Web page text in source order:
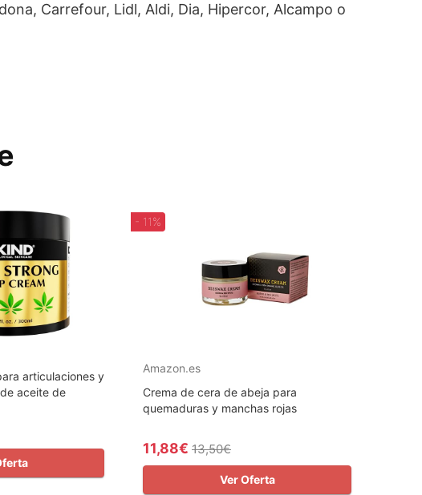
Carrefour, Lidl, Aldi, Dia, Hipercor, Alcampo o
articulaciones y
aceite de
- 11%
Amazon.es
Crema de cera de abeja para
quemaduras y manchas rojas
11,88€ 13,50€
Ver Oferta